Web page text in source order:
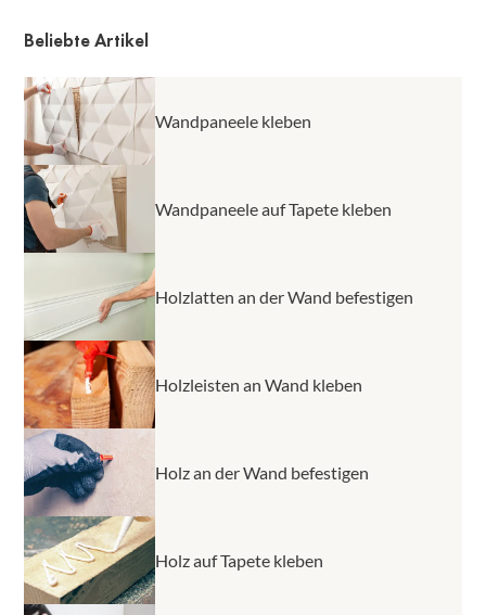
oder Struktur) und von ihrer Festigkeit an der Wand
Verklebung.
Beliebte Artikel
Wandpaneele kleben
Wandpaneele auf Tapete kleben
Holzlatten an der Wand befestigen
Holzleisten an Wand kleben
Holz an der Wand befestigen
Holz auf Tapete kleben